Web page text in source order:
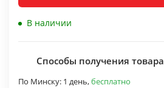
В наличии
Способы получения товара
По Минску: 1 день,бесплатно